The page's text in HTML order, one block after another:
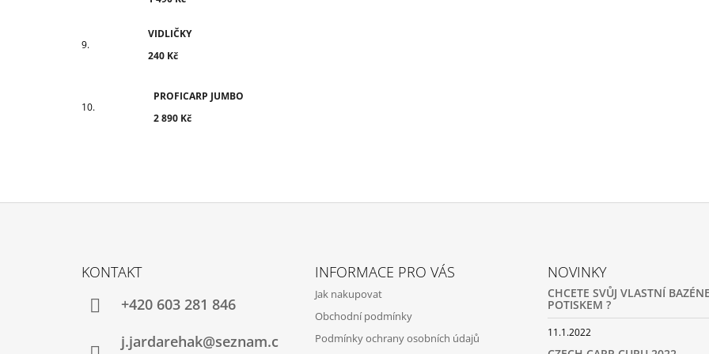
VIDLIČKY
240 Kč
PROFICARP JUMBO
2 890 Kč
KONTAKT
+420 603 281 846
j.jardarehak@seznam.c
INFORMACE PRO VÁS
Jak nakupovat
Obchodní podmínky
Podmínky ochrany osobních údajů
NOVINKY
CHCETE SVŮJ VLASTNÍ
POTISKEM ?
11.1.2022